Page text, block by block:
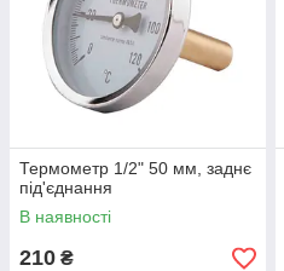
Термометр 1/2" 50 мм, заднє
під'єднання
В наявності
210 ₴